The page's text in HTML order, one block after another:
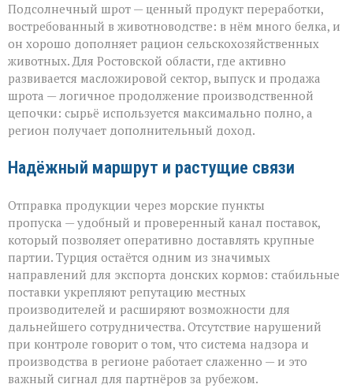
Подсолнечный шрот — ценный продукт переработки,
востребованный в животноводстве: в нём много белка, и
он хорошо дополняет рацион сельскохозяйственных
животных. Для Ростовской области, где активно
развивается масложировой сектор, выпуск и продажа
шрота — логичное продолжение производственной
цепочки: сырьё используется максимально полно, а
регион получает дополнительный доход.
Надёжный маршрут и растущие связи
Отправка продукции через морские пункты
пропуска — удобный и проверенный канал поставок,
который позволяет оперативно доставлять крупные
партии. Турция остаётся одним из значимых
направлений для экспорта донских кормов: стабильные
поставки укрепляют репутацию местных
производителей и расширяют возможности для
дальнейшего сотрудничества. Отсутствие нарушений
при контроле говорит о том, что система надзора и
производства в регионе работает слаженно — и это
важный сигнал для партнёров за рубежом.